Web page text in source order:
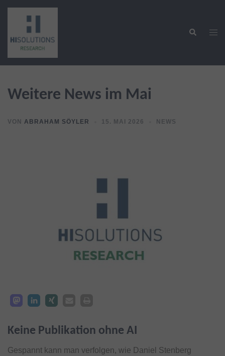
Zum
springen
Suche
Weitere News im Mai
VON ABRAHAM SÖYLER 15. MAI 2026 NEWS
Keine Publikation ohne AI
Gespannt kann man verfolgen, wie Daniel Stenberg